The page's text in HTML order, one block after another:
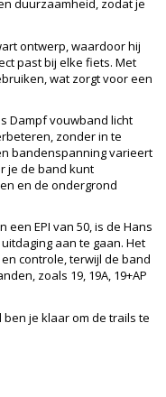
duurzaamheid, zodat je
ontwerp, waardoor hij
past bij elke fiets. Met
wat zorgt voor een
Dampf vouwband licht
zonder in te
bandenspanning varieert
je de band kunt
en de ondergrond
een EPI van 50, is de Hans
aan te gaan. Het
controle, terwijl de band
zoals 19, 19A, 19+AP
je klaar om de trails te